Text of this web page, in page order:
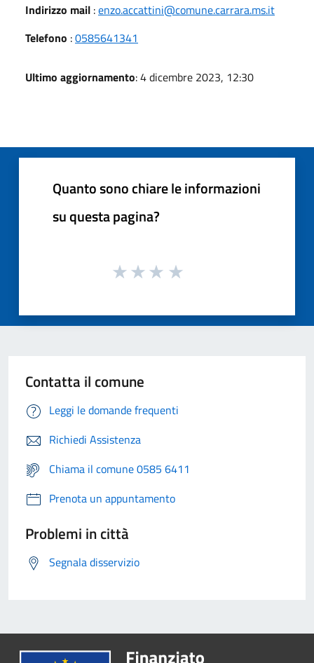
Indirizzo mail :enzo.accattini@comune.carrara.ms.it
Telefono :0585641341
Ultimo aggiornamento: 4 dicembre 2023, 12:30
Quanto sono chiare le informazioni
su questa pagina?
Contatta il comune
Leggi le domande frequenti
Richiedi Assistenza
Chiama il comune 0585 6411
Prenota un appuntamento
Problemi in città
Segnala disservizio